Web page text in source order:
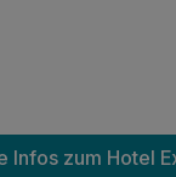
Infos zum Hotel